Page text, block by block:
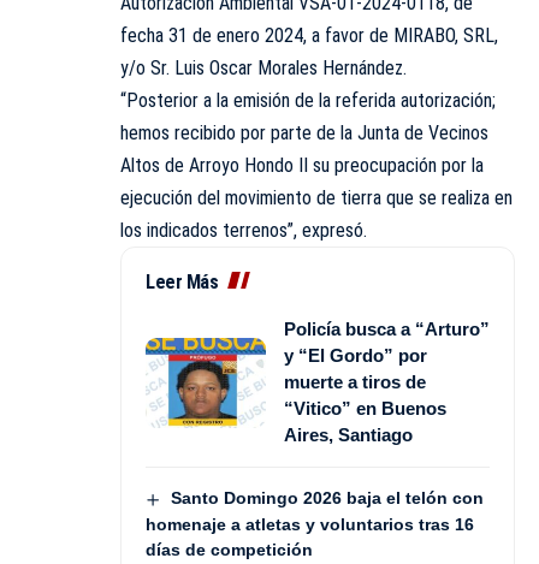
fecha 31 de enero 2024, a favor de MIRABO, SRL,
y/o Sr. Luis Oscar Morales Hernández.
“Posterior a la emisión de la referida autorización;
hemos recibido por parte de la Junta de Vecinos
Altos de Arroyo Hondo II su preocupación por la
ejecución del movimiento de tierra que se realiza en
los indicados terrenos”, expresó.
Leer Más
Policía busca a “Arturo”
y “El Gordo” por
muerte a tiros de
“Vitico” en Buenos
Aires, Santiago
Santo Domingo 2026 baja el telón con
homenaje a atletas y voluntarios tras 16
días de competición